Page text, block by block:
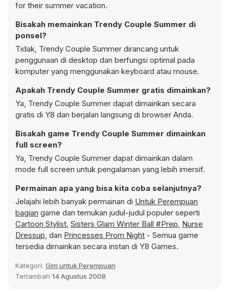
for their summer vacation.
Bisakah memainkan Trendy Couple Summer di
ponsel?
Tidak, Trendy Couple Summer dirancang untuk
penggunaan di desktop dan berfungsi optimal pada
komputer yang menggunakan keyboard atau mouse.
Apakah Trendy Couple Summer gratis dimainkan?
Ya, Trendy Couple Summer dapat dimainkan secara
gratis di Y8 dan berjalan langsung di browser Anda.
Bisakah game Trendy Couple Summer dimainkan
full screen?
Ya, Trendy Couple Summer dapat dimainkan dalam
mode full screen untuk pengalaman yang lebih imersif.
Permainan apa yang bisa kita coba selanjutnya?
Jelajahi lebih banyak permainan di Untuk Perempuan
bagian game dan temukan judul-judul populer seperti
Cartoon Stylist, Sisters Glam Winter Ball #Prep, Nurse
Dressup, dan Princesses Prom Night - Semua game
tersedia dimainkan secara instan di Y8 Games.
Kategori: Gim untuk Perempuan
Tertambah 14 Agustus 2008